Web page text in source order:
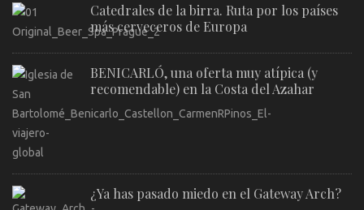
Catedrales de la birra. Ruta por los países
más cerveceros de Europa
BENICARLÓ, una oferta muy atípica (y
recomendable) en la Costa del Azahar
¿Ya has pasado miedo en el Gateway Arch?